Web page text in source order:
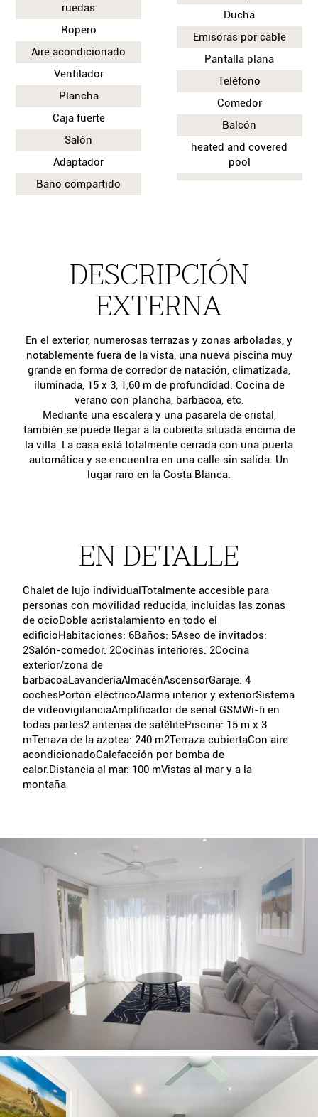
ruedas
Ropero
Aire acondicionado
Ventilador
Plancha
Caja fuerte
Salón
Adaptador
Baño compartido
Ducha
Emisoras por cable
Pantalla plana
Teléfono
Comedor
Balcón
heated and covered
pool
DESCRIPCIÓN
EXTERNA
En el exterior, numerosas terrazas y zonas arboladas, y
notablemente fuera de la vista, una nueva piscina muy
grande en forma de corredor de natación, climatizada,
iluminada, 15 x 3, 1,60 m de profundidad. Cocina de
verano con plancha, barbacoa, etc.
Mediante una escalera y una pasarela de cristal,
también se puede llegar a la cubierta situada encima de
la villa. La casa está totalmente cerrada con una puerta
automática y se encuentra en una calle sin salida. Un
lugar raro en la Costa Blanca.
EN DETALLE
Chalet de lujo individualTotalmente accesible para
personas con movilidad reducida, incluidas las zonas
de ocioDoble acristalamiento en todo el
edificioHabitaciones: 6Baños: 5Aseo de invitados:
2Salón-comedor: 2Cocinas interiores: 2Cocina
exterior/zona de
barbacoaLavanderíaAlmacénAscensorGaraje: 4
cochesPortón eléctricoAlarma interior y exteriorSistema
de videovigilanciaAmplificador de señal GSMWi-fi en
todas partes2 antenas de satélitePiscina: 15 m x 3
mTerraza de la azotea: 240 m2Terraza cubiertaCon aire
acondicionadoCalefacción por bomba de
calor.Distancia al mar: 100 mVistas al mar y a la
montaña